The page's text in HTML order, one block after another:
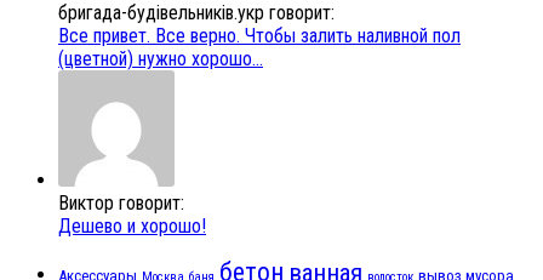
бригада-будівельників.укр говорит:
Все привет. Все верно. Чтобы залить наливной пол
(цветной) нужно хорошо...
Виктор говорит:
Дешево и хорошо!
Аксессуары бетон ванная вывоз мусора